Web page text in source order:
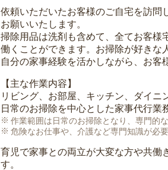
依頼いただいたお客様のご自宅を訪問
お願いいたします。
掃除用品は洗剤も含めて、全てお客様
働くことができます。お掃除が好きな
自分の家事経験を活かしながら、お客
【主な作業内容】
リビング、お部屋、キッチン、ダイニ
日常のお掃除を中心とした家事代行業
作業範囲は日常のお掃除となり、専門的
危険なお仕事や、介護など専門知識が必
育児で家事との両立が大変な方や共働
す。